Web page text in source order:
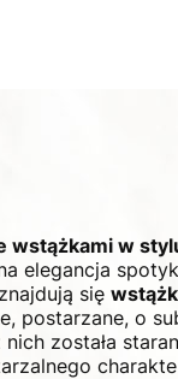
wstążkami w
elegancja
się
postarzane, o
nich została